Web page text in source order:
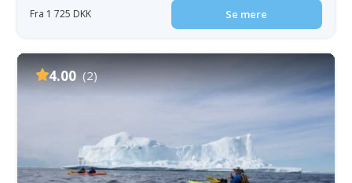
Fra 1 725 DKK Se mere
4.00 (2)